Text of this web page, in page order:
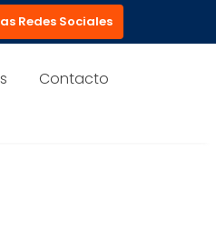
Redes Sociales
Contacto